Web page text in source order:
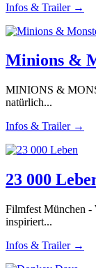
Infos & Trailer →
Minions &
MINIONS &
natürlich...
Infos & Trailer →
23 000
Filmfest München -
inspiriert...
Infos & Trailer →